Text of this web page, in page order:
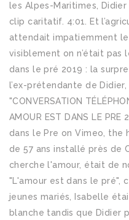
les Alpes-Maritimes,
clip caritatif. 4:01. Et
attendait impatiemment
visiblement on n’était pas
dans le pré 2019 : la
l’ex-prétendante de
"CONVERSATION
AMOUR EST DANS LE
dans le Pre on Vimeo, the
de 57 ans installé près de
cherche l'amour, était de
"L'amour est dans le pré",
jeunes mariés, Isabelle
blanche tandis que Didier